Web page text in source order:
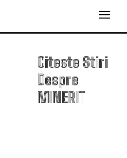
Citeste Stiri
Despre
MINERIT
M